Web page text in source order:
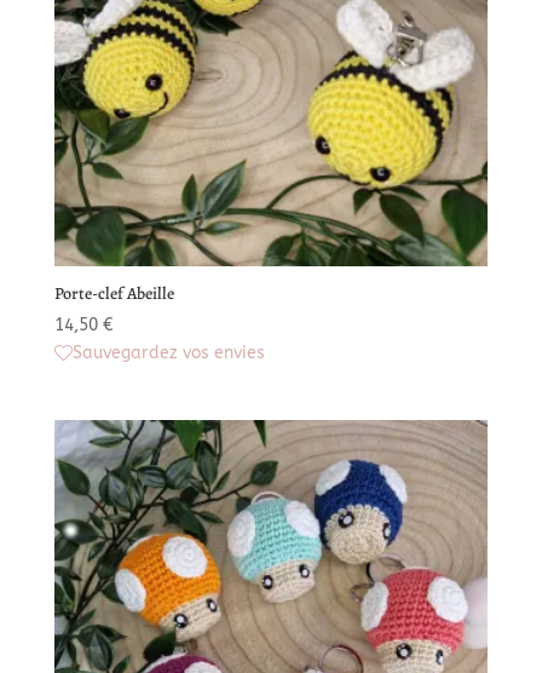
Porte-clef Abeille
14,50 €
Sauvegardez vos envies